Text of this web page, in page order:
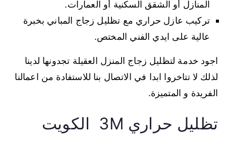
المنازل أو الشقق السكنية أو العمارات.
تركيب عازل حراري مع تظليل زجاج المباني بخبرة
عالية على ايدي الفني المختص.
اجود خدمة لتظليل زجاج المنزل العقيلة تجدونها لدينا
لذلك لا تتاخروا ابدا في الاتصال بنا للاستفادة من اعمالنا
الفريدة و المتميزة.
تظليل حراري 3M الكويت